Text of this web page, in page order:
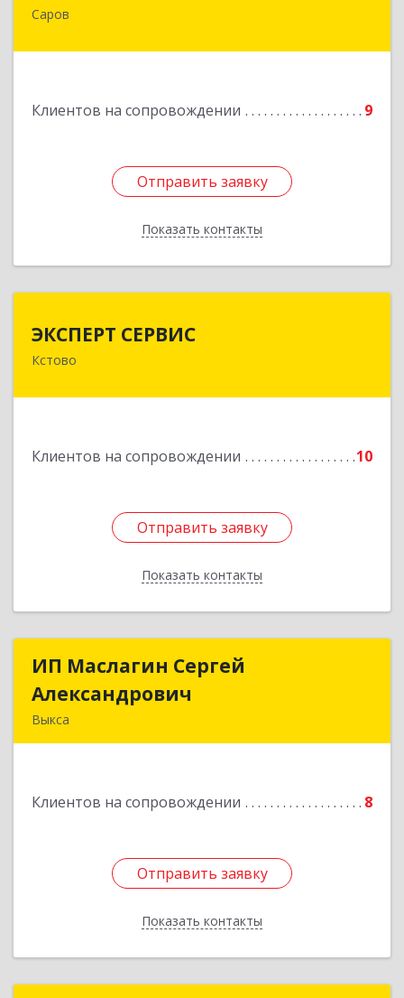
Саров
Клиентов на сопровождении 9
Отправить заявку
Показать контакты
Отправить заявку
Назад
ЭКСПЕРТ СЕРВИС
Кстово
Клиентов на сопровождении 10
Отправить заявку
Показать контакты
Отправить заявку
Назад
ИП Маслагин Сергей
Александрович
Выкса
Клиентов на сопровождении 8
Отправить заявку
Показать контакты
ИП Маслагин Сергей
Подробнее
Отправить заявку
Назад